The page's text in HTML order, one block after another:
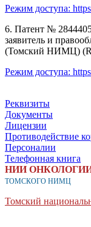
Режим доступа:
6. Патент №
заявитель и
(Томский НИМЦ)
Режим доступа:
Реквизиты
Документы
Лицензии
Противодействие
Персоналии
Телефонная книга
НИИ
ТОМСКОГО НИМЦ
Томский